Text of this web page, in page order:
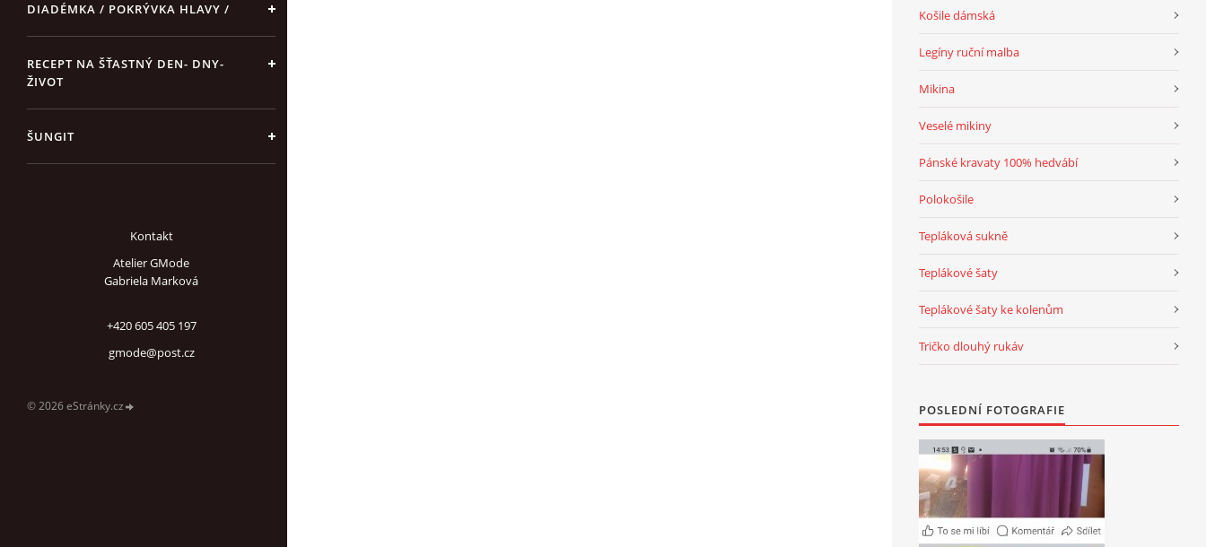
DIADÉMKA / POKRÝVKA HLAVY /
RECEPT NA ŠŤASTNÝ DEN- DNY-
ŽIVOT
ŠUNGIT
Kontakt
Atelier GMode
Gabriela Marková
+420 605 405 197
gmode@post.cz
© 2026 eStránky.cz
Košile dámská
Legíny ruční malba
Mikina
Veselé mikiny
Pánské kravaty 100% hedvábí
Polokošile
Tepláková sukně
Teplákové šaty
Teplákové šaty ke kolenům
Tričko dlouhý rukáv
POSLEDNÍ FOTOGRAFIE